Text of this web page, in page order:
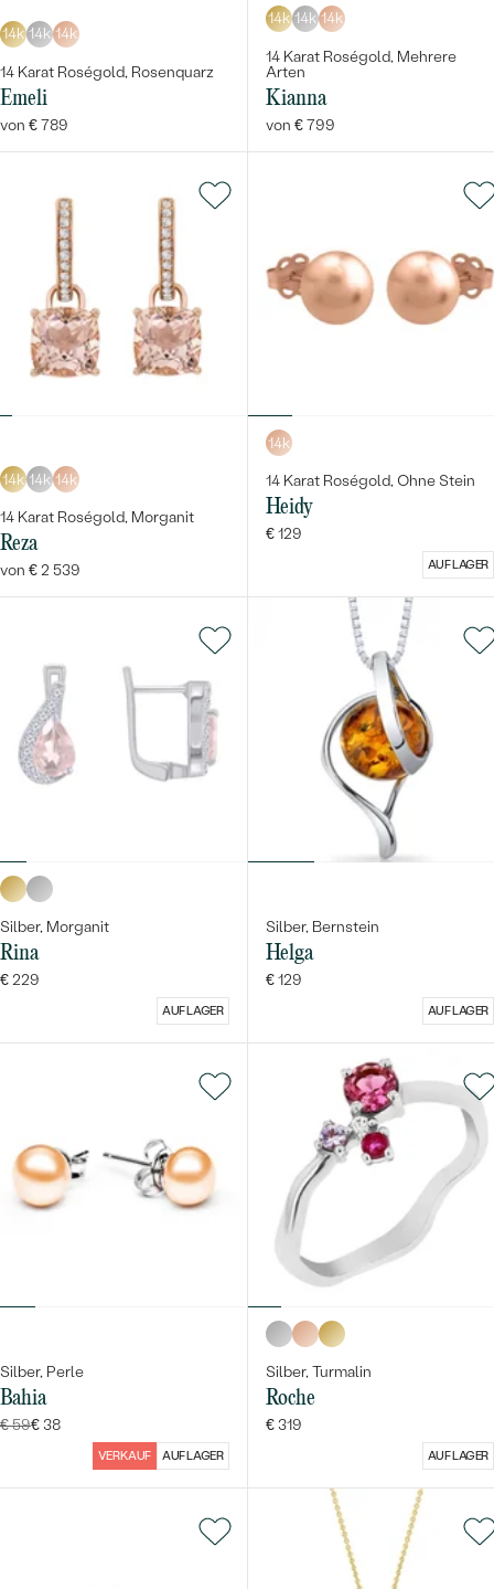
14k 14k 14k
14 Karat Roségold, Rosenquarz
Emeli
von € 789
14k 14k 14k
14 Karat Roségold, Mehrere
Arten
Kianna
von € 799
14k 14k 14k
14 Karat Roségold, Morganit
Reza
von € 2 539
14k
14 Karat Roségold, Ohne Stein
Heidy
€ 129
AUF LAGER
Silber, Morganit
Rina
€ 229
AUF LAGER
Silber, Bernstein
Helga
€ 129
AUF LAGER
Silber, Perle
Bahia
€ 59€ 38
VERKAUF AUF LAGER
Silber, Turmalin
Roche
€ 319
AUF LAGER